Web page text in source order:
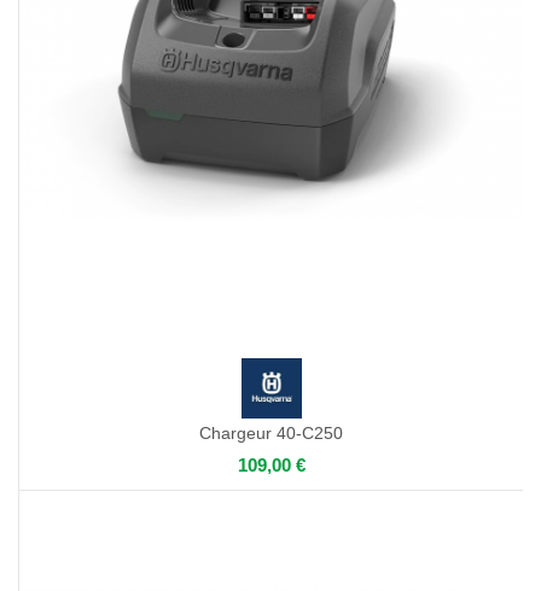
Chargeur 40-C250
109,00 €